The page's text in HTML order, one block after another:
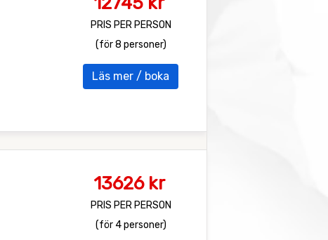
PRIS PER PERSON
(för 8 personer)
Läs mer / boka
13626 kr
PRIS PER PERSON
(för 4 personer)